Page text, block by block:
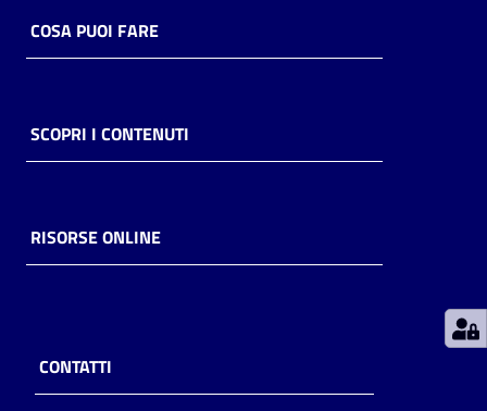
Casa
Piani
storico
per
COSA PUOI FARE
SCOPRI I CONTENUTI
RISORSE ONLINE
CONTATTI